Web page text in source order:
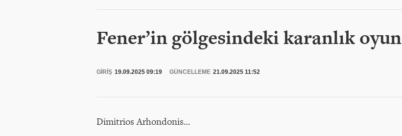
Fener’in gölgesindeki karanlık oyun
GİRİŞ 19.09.2025 09:19 GÜNCELLEME 21.09.2025 11:52
Dimitrios Arhondonis…